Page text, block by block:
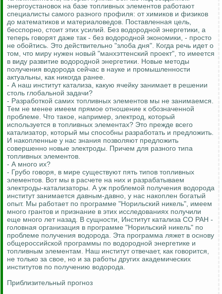
энергоустановок на базе топливных элементов работают
специалисты самого разного профиля: от химиков и физиков
до математиков и материаловедов. Поставленная цель,
бесспорно, стоит этих усилий. Без водородной энергетики, а
теперь говорят даже так - без водородной экономики, - просто
не обойтись. Это действительно "злоба дня". Когда речь идет о
том, что миру нужен новый "манхэттенский проект", то имеется
в виду развитие водородной энергетики. Новые методы
получения водорода сейчас в науке и промышленности
актуальны, как никогда ранее.
- А наш институт катализа, какую ячейку занимает в решении
столь глобальной задачи?
- Разработкой самих топливных элементов мы не занимаемся.
Тем не менее имеем прямое отношение к обозначенной
проблеме. Что такое, например, электрод, который
используется в топливных элементах? Это прежде всего
катализатор, который мы способны разработать и предложить.
И накопленные у нас знания позволяют предложить
совершенно новые электроды. Причем для разного типа
топливных элементов.
- А много их?
- Грубо говоря, в мире существуют пять типов топливных
элементов. Вот мы в расчете на них и разрабатываем
электроды-катализаторы. А уж проблемой получения водорода
институт занимается давным-давно, у нас накоплен богатый
опыт. Мы работает по программе "Норильский никель", имеем
много грантов и признание в этих исследованиях получили
еще много лет назад. В сущности, Институт катализа СО РАН -
головная организация в программе "Норильский никель" по
проблеме получения водорода. Эта программа ляжет в основу
общероссийской программы по водородной энергетике и
топливным элементам. Наш институт отвечает, как говорится,
не только за свое, но и за работы других академических
институтов по получению водорода.
Приблизительный прогноз